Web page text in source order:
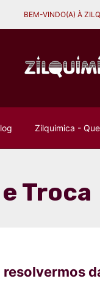
BEM-VINDO(A) À
Zilquimica -
Troca